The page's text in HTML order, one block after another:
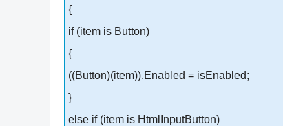
{
if (item is Button)
{
((Button)(item)).Enabled = isEnabled;
}
else if (item is HtmlInputButton)